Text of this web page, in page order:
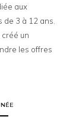
aux
3 à 12 ans.
un
les offres